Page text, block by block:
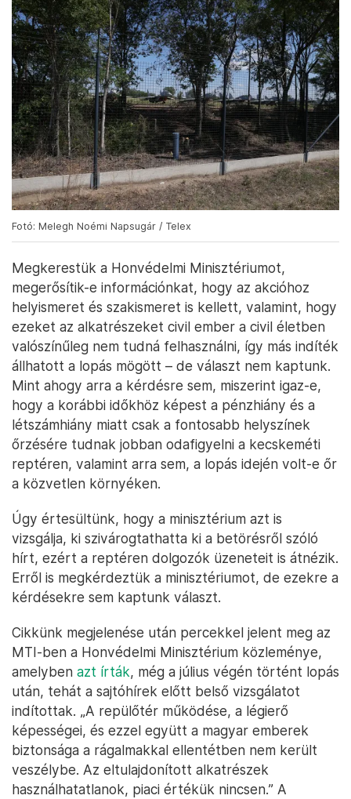
Fotó: Melegh Noémi Napsugár / Telex
Megkerestük a Honvédelmi Minisztériumot,
megerősítik-e információnkat, hogy az akcióhoz
helyismeret és szakismeret is kellett, valamint, hogy
ezeket az alkatrészeket civil ember a civil életben
valószínűleg nem tudná felhasználni, így más indíték
állhatott a lopás mögött – de választ nem kaptunk.
Mint ahogy arra a kérdésre sem, miszerint igaz-e,
hogy a korábbi időkhöz képest a pénzhiány és a
létszámhiány miatt csak a fontosabb helyszínek
őrzésére tudnak jobban odafigyelni a kecskeméti
reptéren, valamint arra sem, a lopás idején volt-e őr
a közvetlen környéken.
Úgy értesültünk, hogy a minisztérium azt is
vizsgálja, ki szivárogtathatta ki a betörésről szóló
hírt, ezért a reptéren dolgozók üzeneteit is átnézik.
Erről is megkérdeztük a minisztériumot, de ezekre a
kérdésekre sem kaptunk választ.
Cikkünk megjelenése után percekkel jelent meg az
MTI-ben a Honvédelmi Minisztérium közleménye,
amelyben azt írták, még a július végén történt lopás
után, tehát a sajtóhírek előtt belső vizsgálatot
indítottak. „A repülőtér működése, a légierő
képességei, és ezzel együtt a magyar emberek
biztonsága a rágalmakkal ellentétben nem került
veszélybe. Az eltulajdonított alkatrészek
használhatatlanok, piaci értékük nincsen.” A